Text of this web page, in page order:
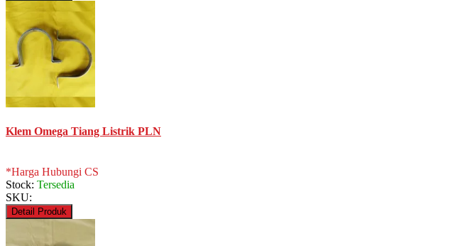
Klem Omega Tiang Listrik PLN
*Harga Hubungi CS
Stock: Tersedia
SKU:
Detail Produk